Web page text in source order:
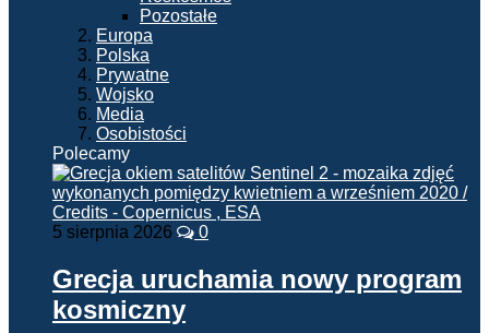
Pozostałe
Europa
Polska
Prywatne
Wojsko
Media
Osobistości
Polecamy
5 sierpnia 2026 0
Grecja uruchamia nowy program
kosmiczny